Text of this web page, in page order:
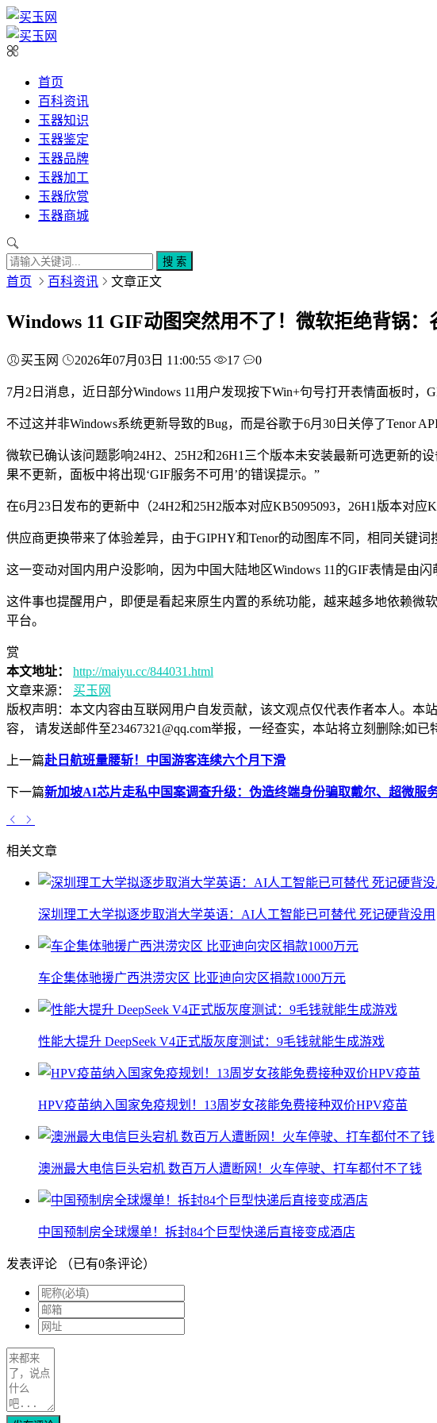
首页
百科资讯
玉器知识
玉器鉴定
玉器品牌
玉器加工
玉器欣赏
玉器商城
搜 索
首页 百科资讯 文章正文
Windows 11 GIF动图突然用不了！微软拒绝背锅：
买玉网 2026年07月03日 11:00:55 17 0
7月2日消息，近日部分Windows 11用户发现按下Win+句号打开表情面板时，
不过这并非Windows系统更新导致的Bug，而是谷歌于6月30日关停了Tenor
微软已确认该问题影响24H2、25H2和26H1三个版本未安装最新可选更新的
果不更新，面板中将出现‘GIF服务不可用’的错误提示。”
在6月23日发布的更新中（24H2和25H2版本对应KB5095093，26H1版本对应
供应商更换带来了体验差异，由于GIPHY和Tenor的动图库不同，相同关键
这一变动对国内用户没影响，因为中国大陆地区Windows 11的GIF表情是由闪
这件事也提醒用户，即便是看起来原生内置的系统功能，越来越多地依赖
平台。
赏
本文地址：
http://maiyu.cc/844031.html
文章来源：
买玉网
版权声明： 本文内容由互联网用户自发贡献，该文观点仅代表作者本人。本
容， 请发送邮件至23467321@qq.com举报，一经查实，本站将立刻删除;如
上一篇赴日航班量腰斩！中国游客连续六个月下滑
下一篇新加坡AI芯片走私中国案调查升级：伪造终端身份骗取戴尔、超微服
相关文章
深圳理工大学拟逐步取消大学英语：AI人工智能已可替代 死记硬背没用
车企集体驰援广西洪涝灾区 比亚迪向灾区捐款1000万元
性能大提升 DeepSeek V4正式版灰度测试：9毛钱就能生成游戏
HPV疫苗纳入国家免疫规划！13周岁女孩能免费接种双价HPV疫苗
澳洲最大电信巨头宕机 数百万人遭断网！火车停驶、打车都付不了钱
中国预制房全球爆单！拆封84个巨型快递后直接变成酒店
发表评论 （已有0条评论）